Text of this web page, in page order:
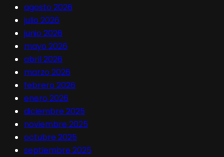
agosto 2026
julio 2026
junio 2026
mayo 2026
abril 2026
marzo 2026
febrero 2026
enero 2026
diciembre 2025
noviembre 2025
octubre 2025
septiembre 2025